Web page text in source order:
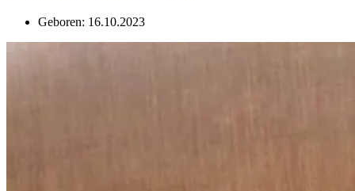
Geboren: 16.10.2023